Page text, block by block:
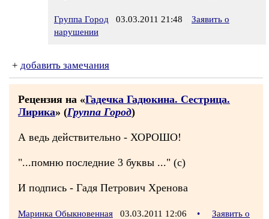
Группа Город 03.03.2011 21:48
Заявить о
нарушении
+ добавить замечания
Рецензия на «Гадечка Гадюкина. Сестрица.
Лирика» (Группа Город)
А ведь действительно - ХОРОШО!
"...помню последние 3 буквы ..." (с)
И подпись - Гадя Петрович Хренова
Маринка Обыкновенная 03.03.2011 12:06 •
Заявить о